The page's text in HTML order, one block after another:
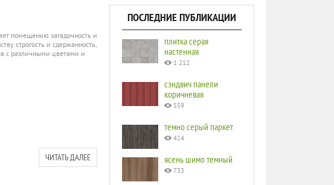
помещению загадочность и
строгость и сдержанность,
с различными цветами и
ЧИТАТЬ ДАЛЕЕ
ПОСЛЕДНИЕ ПУБЛИКАЦИИ
плитка серая
настенная
1 212
сэндвич панели
коричневая
559
темно серый паркет
414
ясень шимо темный
733